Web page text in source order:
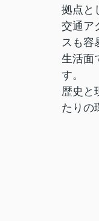
拠点と
交通ア
スも容
生活面
す。
歴史と
たりの